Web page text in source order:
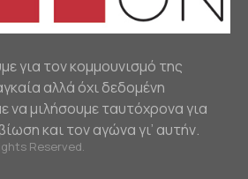
για τον κομμουνισμό της
αλλά όχι δεδομένη
να μιλήσουμε ταυτόχρονα για
και τον αγώνα γι’ αυτήν.
Reserved.